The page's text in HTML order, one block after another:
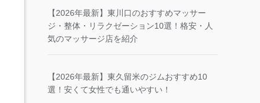
【2026年最新】東川口のおすすめマッサー
ジ・整体・リラクゼーション10選！格安・人
気のマッサージ店を紹介
【2026年最新】東久留米のジムおすすめ10
選！安くて女性でも通いやすい！